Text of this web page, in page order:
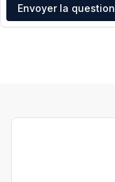
Adresse e-mail
Envoyer la question